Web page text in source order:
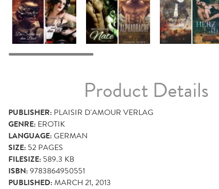
Product Details
PUBLISHER: PLAISIR D'AMOUR VERLAG
GENRE: EROTIK
LANGUAGE:GERMAN
SIZE: 52 PAGES
FILESIZE: 589.3 KB
ISBN:9783864950551
PUBLISHED:MARCH 21, 2013